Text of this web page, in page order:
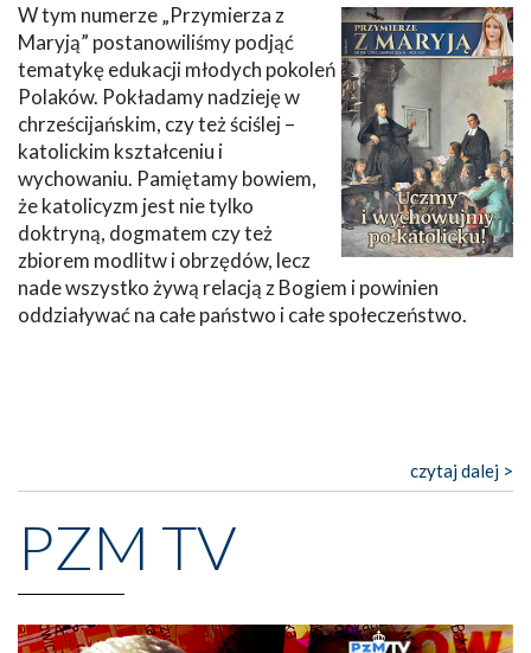
W tym numerze „Przymierza z
Maryją” postanowiliśmy podjąć
tematykę edukacji młodych pokoleń
Polaków. Pokładamy nadzieję w
chrześcijańskim, czy też ściślej –
katolickim kształceniu i
wychowaniu. Pamiętamy bowiem,
że katolicyzm jest nie tylko
doktryną, dogmatem czy też
zbiorem modlitw i obrzędów, lecz
nade wszystko żywą relacją z Bogiem i powinien
oddziaływać na całe państwo i całe społeczeństwo.
czytaj dalej >
PZM TV